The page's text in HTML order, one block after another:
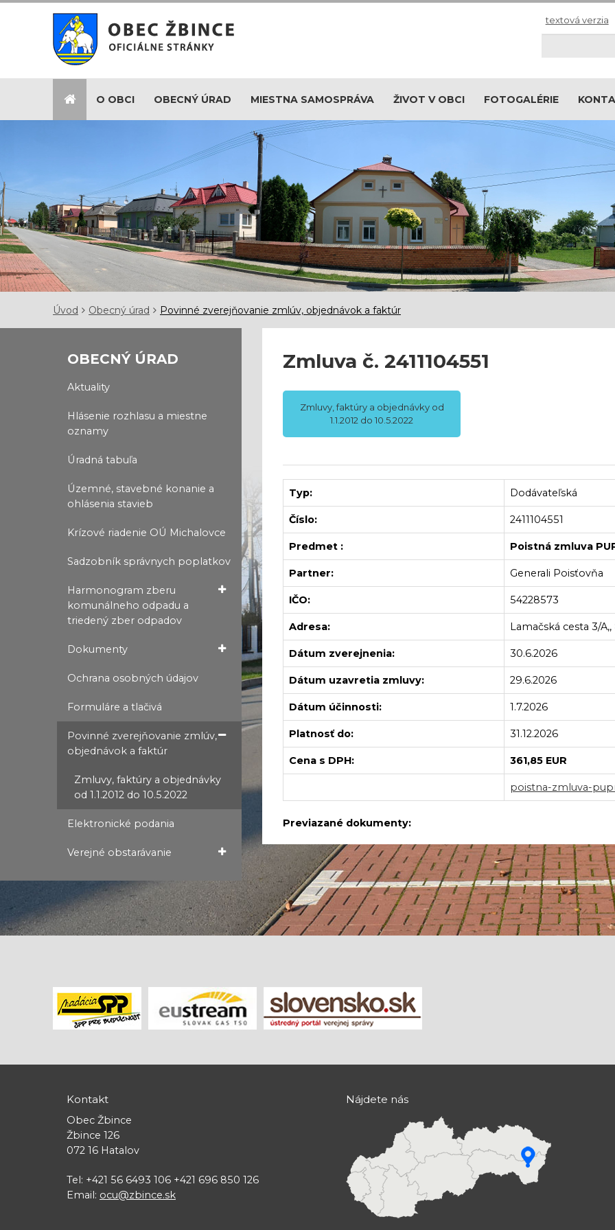
textová verzia
O OBCI OBECNÝ ÚRAD MIESTNA SAMOSPRÁVA ŽIVOT V OBCI FOTOGALÉRIE
Úvod Obecný úrad Povinné zverejňovanie zmlúv, objednávok a faktúr
OBECNÝ ÚRAD
Aktuality
Hlásenie rozhlasu a miestne
oznamy
Úradná tabuľa
Územné, stavebné konanie a
ohlásenia stavieb
Krízové riadenie OÚ Michalovce
Sadzobník správnych poplatkov
Harmonogram zberu
komunálneho odpadu a
triedený zber odpadov
Dokumenty
Ochrana osobných údajov
Formuláre a tlačivá
Povinné zverejňovanie zmlúv,
objednávok a faktúr
Zmluvy, faktúry a objednávky
od 1.1.2012 do 10.5.2022
Elektronické podania
Verejné obstarávanie
Zmluva č. 2411104551
Zmluvy, faktúry a objednávky od
1.1.2012 do 10.5.2022
Typ: Dodávateľská
Číslo: 2411104551
Predmet : Poistná zmluva
Partner: Generali Poisťovňa
IČO: 54228573
Adresa: Lamačská cesta 3/
Dátum zverejnenia: 30.6.2026
Dátum uzavretia zmluvy: 29.6.2026
Dátum účinnosti: 1.7.2026
Platnosť do: 31.12.2026
Cena s DPH: 361,85 EUR
poistna-zmluva-
Previazané dokumenty:
Kontakt
Obec Žbince
Žbince 126
072 16 Hatalov
Tel: +421 56 6493 106 +421 696 850 126
Email: ocu@zbince.sk
Nájdete nás